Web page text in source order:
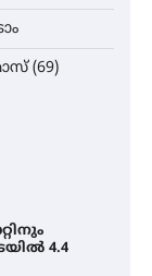
(69)
4.4